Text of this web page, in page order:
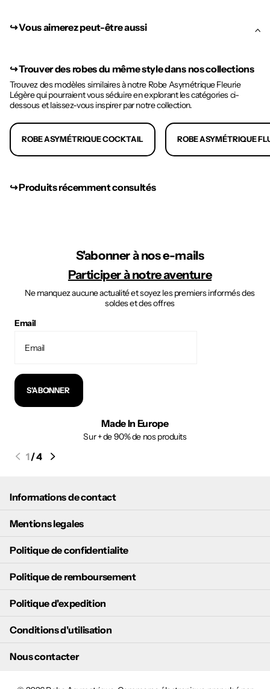
↪︎ Vous aimerez peut-être aussi
↪︎Trouver des robes du même style dans nos collections
Trouvez des modèles similaires à notre Robe Asymétrique Fleurie
Légère qui pourraient vous séduire en explorant les catégories ci-
dessous et laissez-vous inspirer par notre collection.
ROBE ASYMÉTRIQUE COCKTAIL ROBE ASYMÉTRIQUE
↪︎ Produits récemment consultés
S'abonner à nos e-mails
Participer à notre aventure
Ne manquez aucune actualité et soyez les premiers informés des
soldes et des offres
Email
S'ABONNER
Made In Europe
Sur + de 90% de nos produits
1/4
Informations de contact
Mentions legales
Politique de confidentialite
Politique de remboursement
Politique d'expedition
Conditions d'utilisation
Nous contacter